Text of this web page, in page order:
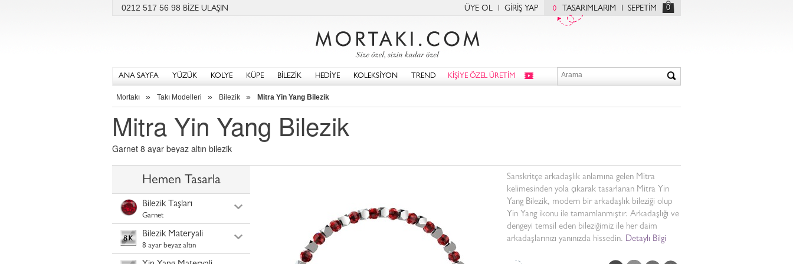
0212 517 56 98 BİZE ULAŞIN ÜYE OL GİRİŞ YAP 0 TASARIMLARIM SEPETİM 0
ANA SAYFA YÜZÜK KOLYE KÜPE BİLEZİK HEDİYE KOLEKSİYON TREND KİŞİYE ÖZEL ÜRETİM
Mortakı » Takı Modelleri » Bilezik » Mitra Yin Yang Bilezik
Mitra Yin Yang Bilezik
Garnet 8 ayar beyaz altın bilezik
Hemen Tasarla
Bilezik Taşları
Garnet
Bilezik Materyali
8 ayar beyaz altın
Sanskritçe arkadaşlık anlamına gelen Mitra
kelimesinden yola çıkarak tasarlanan Mitra Yin
Yang Bilezik, modern bir arkadaşlık bileziği olup
Yin Yang ikonu ile tamamlanmıştır. Arkadaşlığı ve
dengeyi temsil eden bileziğimiz ile her daim
arkadaşlarınızı yanınızda hissedin. Detaylı Bilgi